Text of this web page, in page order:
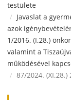
testülete
Javaslat a
azok
1/2016. (I.28.)
valamint a
működésével
87/2024. (XI.28.)